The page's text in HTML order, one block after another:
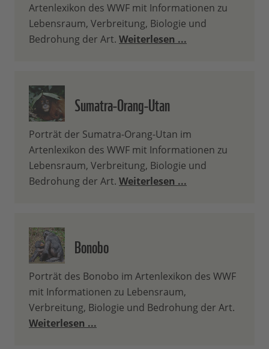
Artenlexikon des WWF mit Informationen zu
Lebensraum, Verbreitung, Biologie und
Bedrohung der Art. Weiterlesen ...
Sumatra-Orang-Utan
Porträt der Sumatra-Orang-Utan im
Artenlexikon des WWF mit Informationen zu
Lebensraum, Verbreitung, Biologie und
Bedrohung der Art. Weiterlesen ...
Bonobo
Porträt des Bonobo im Artenlexikon des WWF
mit Informationen zu Lebensraum,
Verbreitung, Biologie und Bedrohung der Art.
Weiterlesen ...